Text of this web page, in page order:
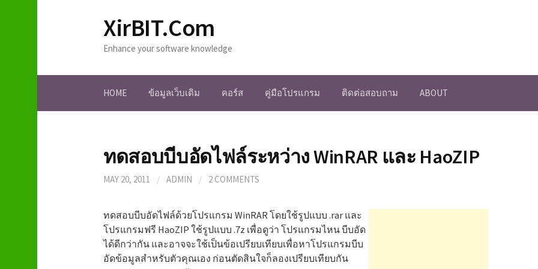
o
XirBIT.Com
Enhance your software knowledge
HOME ข้อมูลเว็บเดิม คอร์ส คู่มือโปรแกรม ติดต่อสอบถาม ABOUT
ทดสอบบีบอัดไฟล์ระหว่าง WinRAR และ HaoZIP
MAY 20, 2011 / ADMIN / 2 COMMENTS
ทดสอบบีบอัดไฟล์ด้วยโปรแกรม WinRAR โดยใช้รูปแบบ .rar และ
โปรแกรมฟรี HaoZIP ใช้รูปแบบ .7z เพื่อดูว่า โปรแกรมไหน บีบอัด
ได้ดีกว่ากัน และอาจจะใช้เป็นข้อเปรียบเทียบเพื่อหาโปรแกรมบีบ
อัดข้อมูลสำหรับตัวคุณเอง ก่อนตัดสินใจก็ลองเปรียบเทียบกัน